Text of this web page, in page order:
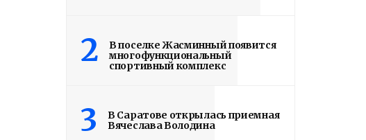
2
В поселке Жасминный появится
многофункциональный
спортивный комплекс
3
В Саратове открылась приемная
Вячеслава Володина